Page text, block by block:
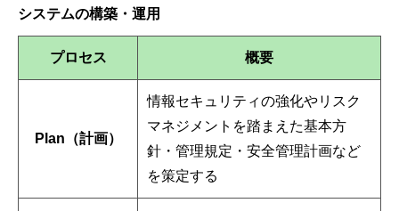
システムの構築・運用
プロセス 概要
Plan（計画）
情報セキュリティの強化やリスク
マネジメントを踏まえた基本方
針・管理規定・安全管理計画など
を策定する